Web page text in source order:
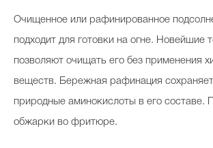
Очищенное или рафинированное
подходит для готовки на огне. Новейшие
позволяют очищать его без применения
веществ. Бережная рафинация
природные аминокислоты в его составе.
обжарки во фритюре.